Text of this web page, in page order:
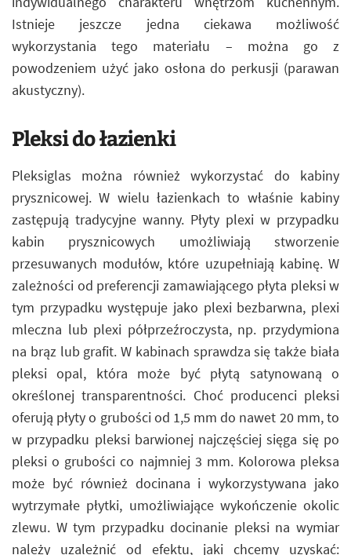
Istnieje jeszcze jedna ciekawa możliwość
wykorzystania tego materiału – można go z
powodzeniem użyć jako osłona do perkusji (parawan
akustyczny).
Pleksi do łazienki
Pleksiglas można również wykorzystać do kabiny
prysznicowej. W wielu łazienkach to właśnie kabiny
zastępują tradycyjne wanny. Płyty plexi w przypadku
kabin prysznicowych umożliwiają stworzenie
przesuwanych modułów, które uzupełniają kabinę. W
zależności od preferencji zamawiającego płyta pleksi w
tym przypadku występuje jako plexi bezbarwna, plexi
mleczna lub plexi półprzeźroczysta, np. przydymiona
na brąz lub grafit. W kabinach sprawdza się także biała
pleksi opal, która może być płytą satynowaną o
określonej transparentności. Choć producenci pleksi
oferują płyty o grubości od 1,5 mm do nawet 20 mm, to
w przypadku pleksi barwionej najczęściej sięga się po
pleksi o grubości co najmniej 3 mm. Kolorowa pleksa
może być również docinana i wykorzystywana jako
wytrzymałe płytki, umożliwiające wykończenie okolic
zlewu. W tym przypadku docinanie pleksi na wymiar
należy uzależnić od efektu, jaki chcemy uzyskać: